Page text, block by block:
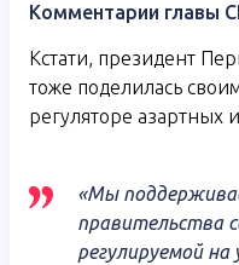
Комментарии главы
Кстати, президент
тоже поделилась
регуляторе азартных
«Мы
правительства
регулируемой на